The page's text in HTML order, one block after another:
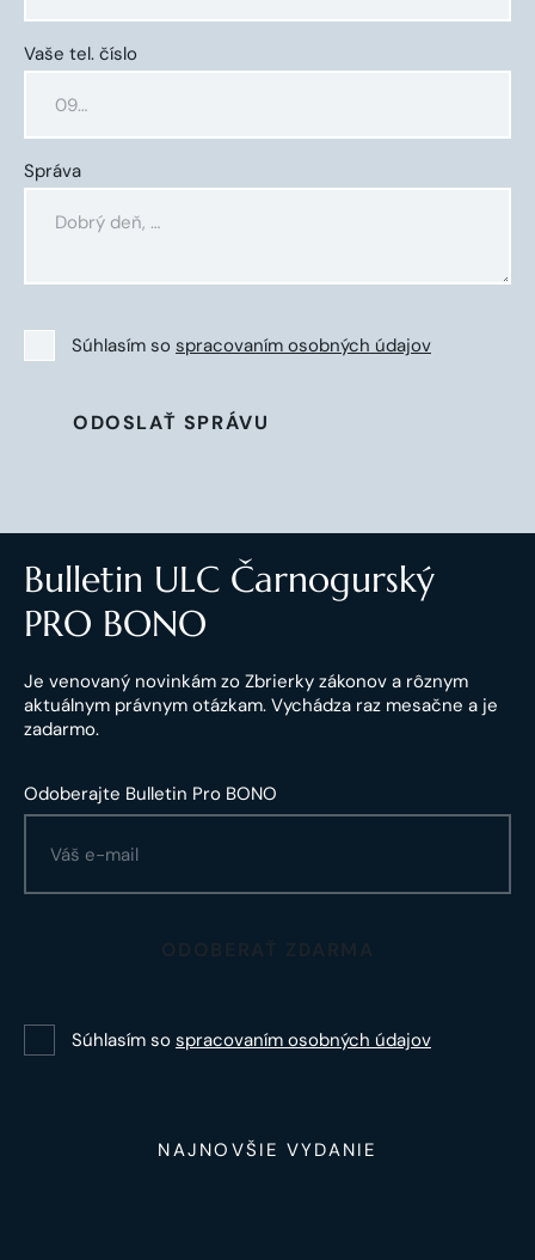
Vaše tel. číslo
Správa
Súhlasím so spracovaním osobných údajov
ODOSLAŤ SPRÁVU
Bulletin ULC Čarnogurský
PRO BONO
Je venovaný novinkám zo Zbrierky zákonov a rôznym
aktuálnym právnym otázkam. Vychádza raz mesačne a je
zadarmo.
Odoberajte Bulletin Pro BONO
Súhlasím so spracovaním osobných údajov
NAJNOVŠIE VYDANIE